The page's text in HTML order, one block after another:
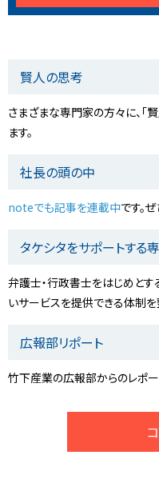
賢人の思考
さまざまな専門家の方々に、「
ます。
社長の頭の中
noteでも記事を連載中です。
タケシタをサポートする
弁護士・行政書士をはじめとす
いサービスを提供できる体制を
広報部リポート
竹下産業の広報部からのレポー